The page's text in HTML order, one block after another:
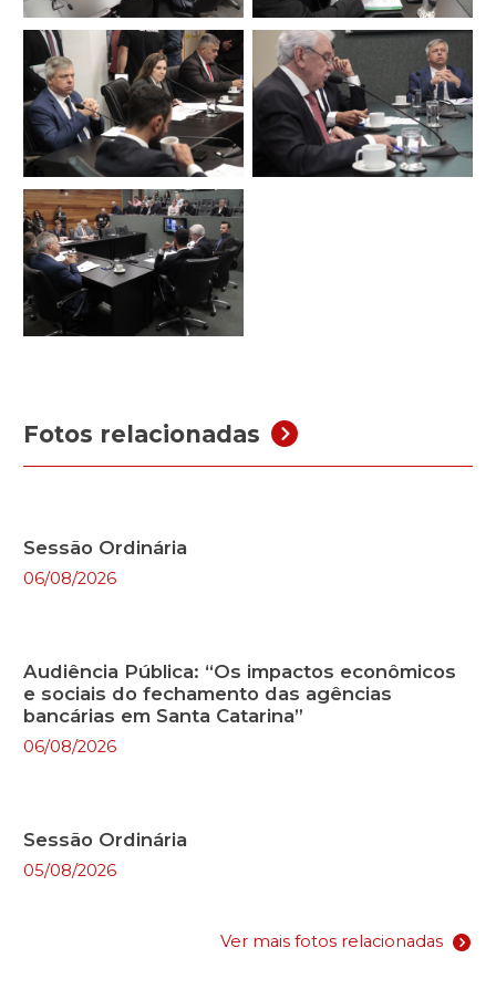
Fotos relacionadas
Sessão Ordinária
06/08/2026
Audiência Pública: “Os impactos econômicos
e sociais do fechamento das agências
bancárias em Santa Catarina”
06/08/2026
Sessão Ordinária
05/08/2026
Ver mais fotos relacionadas